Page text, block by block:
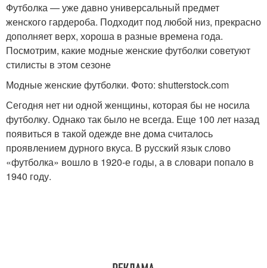
Футболка — уже давно универсальный предмет
женского гардероба. Подходит под любой низ, прекрасно
дополняет верх, хороша в разные времена года.
Посмотрим, какие модные женские футболки советуют
стилисты в этом сезоне
Модные женские футболки. Фото: shutterstock.com
Сегодня нет ни одной женщины, которая бы не носила
футболку. Однако так было не всегда. Еще 100 лет назад
появиться в такой одежде вне дома считалось
проявлением дурного вкуса. В русский язык слово
«футболка» вошло в 1920-е годы, а в словари попало в
1940 году.